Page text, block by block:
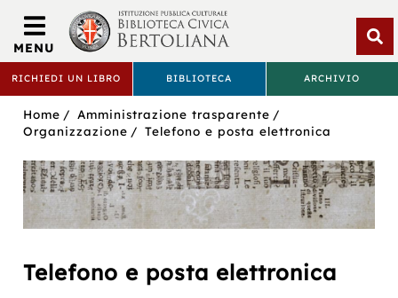
BIBLIOTECA
CIVICA
BERTOLIANA
RICHIEDI UN LIBRO BIBLIOTECA ARCHIVIO
MENU
Bertoliana
Sei
in:
Home
Amministrazione trasparente
Organizzazione
Telefono e posta elettronica
Telefono e posta elettronica